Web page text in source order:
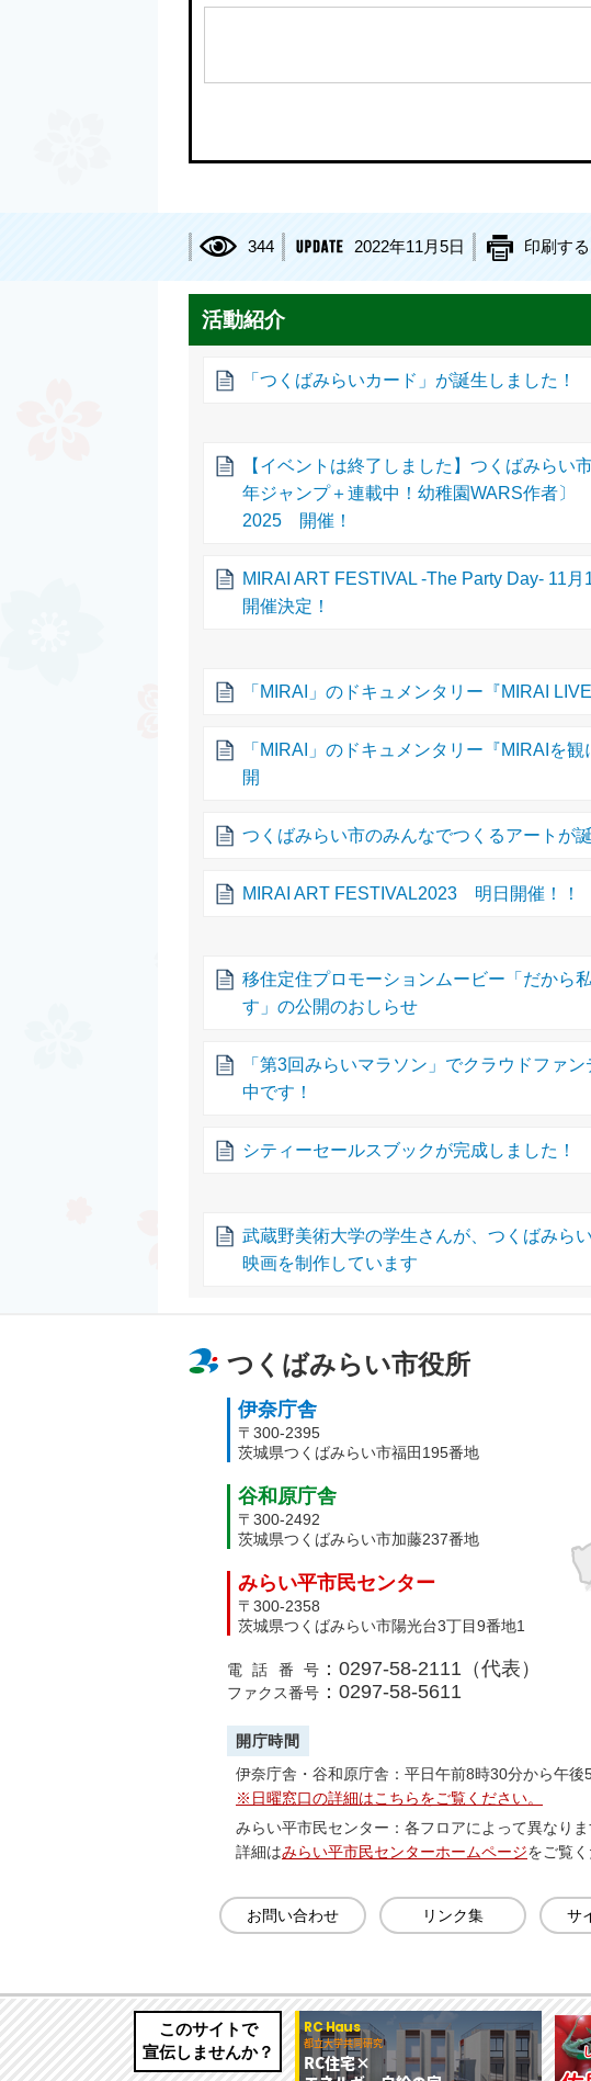
344 2022年11月5日 印刷する
活動紹介
「つくばみらいカード」が誕生しました！
【イベントは終了しました】つくばみらい
年ジャンプ＋連載中！幼稚園WARS作者〕
2025 開催！
MIRAI ART FESTIVAL -The Party Day- 11月
開催決定！
「MIRAI」のドキュメンタリー『MIRAI
「MIRAI」のドキュメンタリー『MIRAIを
開
つくばみらい市のみんなでつくるアートが誕
MIRAI ART FESTIVAL2023 明日開催！！
移住定住プロモーションムービー「だから
す」の公開のおしらせ
「第3回みらいマラソン」でクラウドファ
中です！
シティーセールスブックが完成しました！
武蔵野美術大学の学生さんが、つくばみら
映画を制作しています
つくばみらい市役所
伊奈庁舎
〒300-2395
茨城県つくばみらい市福田195番地
谷和原庁舎
〒300-2492
茨城県つくばみらい市加藤237番地
みらい平市民センター
〒300-2358
茨城県つくばみらい市陽光台3丁目9番地1
電話番号 ：0297-58-2111（代表）
ファクス番号 ：0297-58-5611
開庁時間
伊奈庁舎・谷和原庁舎：平日午前8時30分から午
※日曜窓口の詳細はこちらをご覧ください。
みらい平市民センター：各フロアによって異なりま
詳細はみらい平市民センターホームページをご覧く
お問い合わせ リンク集 サ
このサイトで
宣伝しませんか？